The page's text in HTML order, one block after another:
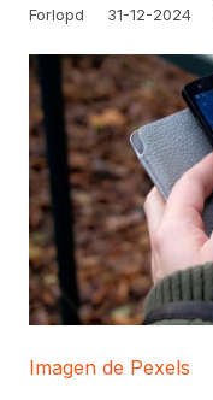
Forlopd 31-12-2024
Imagen de Pexels